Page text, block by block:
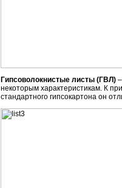
Гипсоволокнистые листы (ГВЛ)
некоторым характеристикам. К
стандартного гипсокартона он